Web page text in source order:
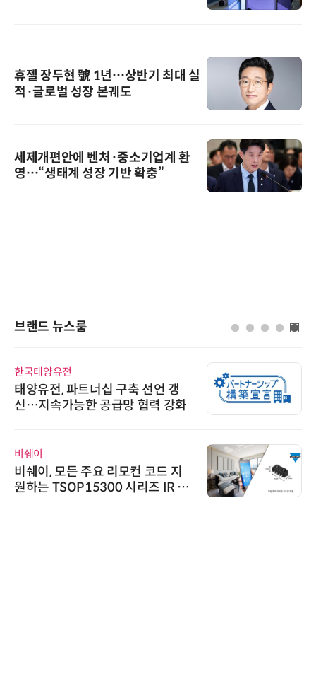
휴젤 장두현 號 1년…상반기 최대 실
적·글로벌 성장 본궤도
세제개편안에 벤처·중소기업계 환
영…“생태계 성장 기반 확충”
브랜드 뉴스룸
한국태양유전
태양유전, 파트너십 구축 선언 갱
신…지속가능한 공급망 협력 강화
비쉐이
비쉐이, 모든 주요 리모컨 코드 지
원하는 TSOP15300 시리즈 IR 수